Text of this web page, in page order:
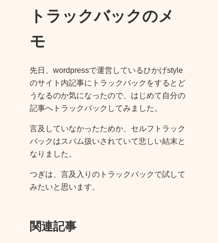
トラックバックのメ
モ
先日、wordpressで運営しているひかげstyle
のサイト内記事にトラックバックをするとど
うなるのか気になったので、はじめて自分の
記事へトラックバックしてみました。
言及していなかったためか、セルフトラック
バックはスパム扱いされていて悲しい結末と
なりました。
つぎは、言及入りのトラックバックで試して
みたいと思います。
関連記事